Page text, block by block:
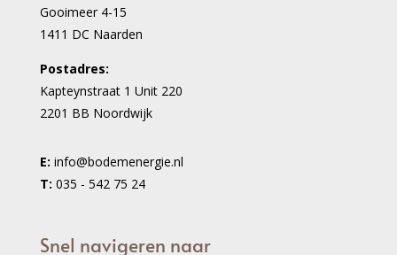
Gooimeer 4-15
1411 DC Naarden
Postadres:
Kapteynstraat 1 Unit 220
2201 BB Noordwijk
E: info@bodemenergie.nl
T: 035 - 542 75 24
Snel navigeren naar